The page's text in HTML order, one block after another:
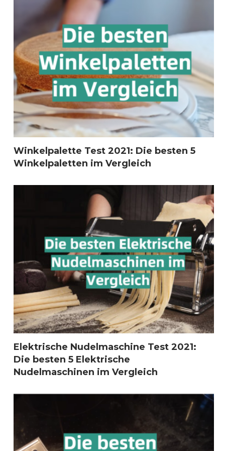
Winkelpalette Test 2021: Die besten 5
Winkelpaletten im Vergleich
Elektrische Nudelmaschine Test 2021:
Die besten 5 Elektrische
Nudelmaschinen im Vergleich